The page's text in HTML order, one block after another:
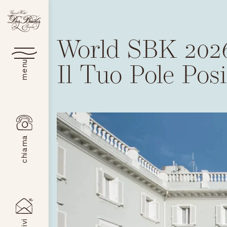
menu
chiama
World SBK
Il Tuo Pole